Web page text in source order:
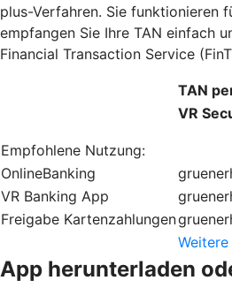
plus-Verfahren. Sie funktionieren
empfangen Sie Ihre TAN einfach
Financial Transaction Service
TAN
VR
Empfohlene Nutzung:
OnlineBanking
VR Banking App
Freigabe Kartenzahlungen
App herunterladen